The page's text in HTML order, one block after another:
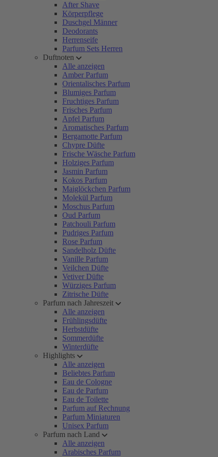
After Shave
Körperpflege
Duschgel Männer
Deodorants
Herrenseife
Parfum Sets Herren
Duftnoten
Alle anzeigen
Amber Parfum
Orientalisches Parfum
Blumiges Parfum
Fruchtiges Parfum
Frisches Parfum
Apfel Parfum
Aromatisches Parfum
Bergamotte Parfum
Chypre Düfte
Frische Wäsche Parfum
Holziges Parfum
Jasmin Parfum
Kokos Parfum
Maiglöckchen Parfum
Molekül Parfum
Moschus Parfum
Oud Parfum
Patchouli Parfum
Pudriges Parfum
Rose Parfum
Sandelholz Düfte
Vanille Parfum
Veilchen Düfte
Vetiver Düfte
Würziges Parfum
Zitrische Düfte
Parfum nach Jahreszeit
Alle anzeigen
Frühlingsdüfte
Herbstdüfte
Sommerdüfte
Winterdüfte
Highlights
Alle anzeigen
Beliebtes Parfum
Eau de Cologne
Eau de Parfum
Eau de Toilette
Parfum auf Rechnung
Parfum Miniaturen
Unisex Parfum
Parfum nach Land
Alle anzeigen
Arabisches Parfum